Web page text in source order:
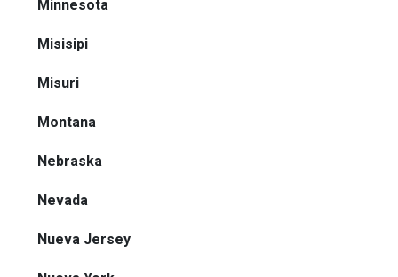
Minnesota
Misisipi
Misuri
Montana
Nebraska
Nevada
Nueva Jersey